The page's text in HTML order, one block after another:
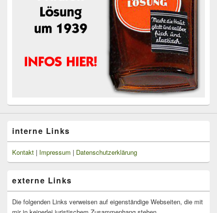
interne Links
Kontakt | Impressum | Datenschutzerklärung
externe Links
Die folgenden Links verweisen auf eigenständige Webseiten, die mit